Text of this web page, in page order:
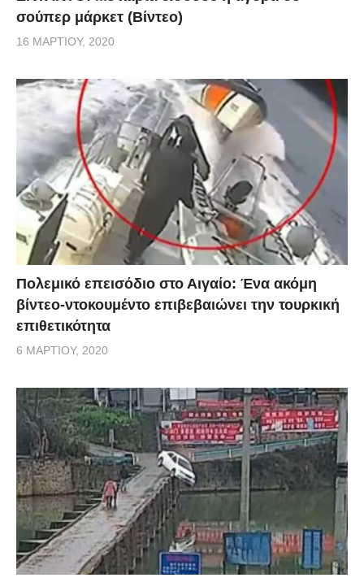
σούπερ μάρκετ (Βίντεο)
16 ΜΑΡΤΊΟΥ, 2020
Πολεμικό επεισόδιο στο Αιγαίο: Ένα ακόμη
βίντεο-ντοκουμέντο επιβεβαιώνει την τουρκική
επιθετικότητα
6 ΜΑΡΤΊΟΥ, 2020